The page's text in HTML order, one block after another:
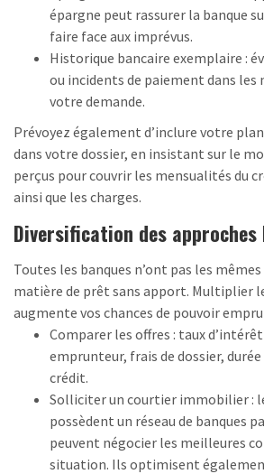
épargne peut rassurer la banque
faire face aux imprévus.
Historique bancaire exemplaire :
ou incidents de paiement dans les
votre demande.
Prévoyez également d’inclure votre
dans votre dossier, en insistant sur le
perçus pour couvrir les mensualités du
ainsi que les charges.
Diversification des approches
Toutes les banques n’ont pas les
matière de prêt sans apport. Multiplier
augmente vos chances de pouvoir
Comparer les offres : taux
emprunteur, frais de dossier,
crédit.
Solliciter un courtier immobilier :
possèdent un réseau de banques
peuvent négocier les meilleures
situation. Ils optimisent